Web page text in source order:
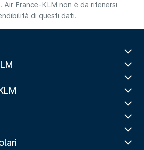
Air France-KLM non è da ritenersi
di questi dati.